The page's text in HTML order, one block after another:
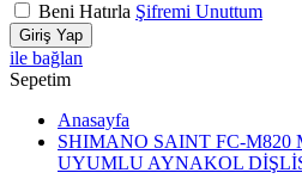
Beni Hatırla Şifremi Unuttum
Giriş Yap
ile bağlan
Sepetim
Anasayfa
SHIMANO SAINT FC-M820
UYUMLU AYNAKOL